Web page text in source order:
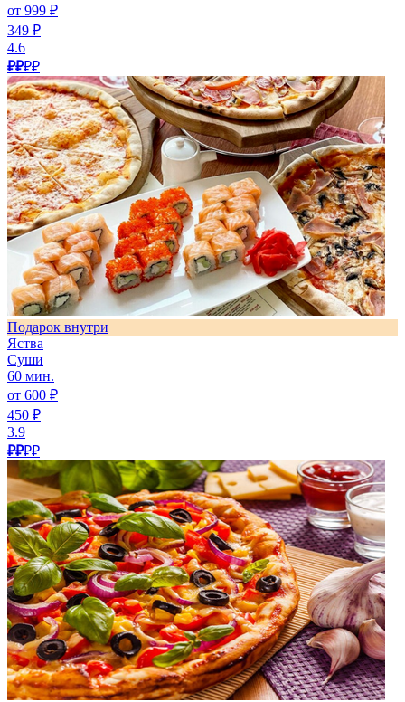
от 999 ₽
349 ₽
4.6
₽₽₽₽
Подарок внутри
Яства
Суши
60 мин.
от 600 ₽
450 ₽
3.9
₽₽₽₽